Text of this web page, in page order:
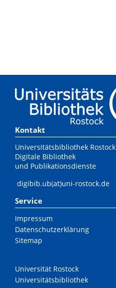
Kontakt
Universitätsbibliothek Rostock
Digitale Bibliothek
und Publikationsdienste
digibib.ub(at)uni-rostock.de
Service
Impressum
Datenschutzerklärung
Sitemap
Universität Rostock
Universitätsbibliothek